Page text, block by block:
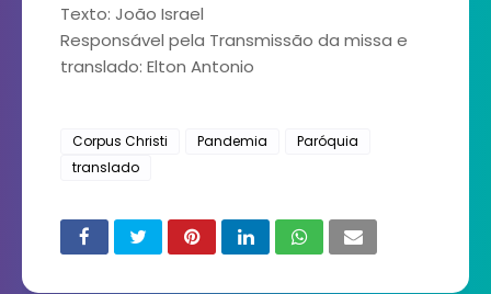
Texto: João Israel
Responsável pela Transmissão da missa e
translado: Elton Antonio
Corpus Christi Pandemia
Paróquia
translado